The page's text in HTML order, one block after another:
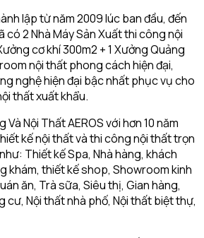
lập từ năm 2009 lúc ban đầu, đến
có 2 Nhà Máy Sản Xuất thi công nội
cơ khí 300m2 + 1 Xưởng Quảng
nội thất phong cách hiện đại,
nghệ hiện đại bậc nhất phục vụ cho
thất xuất khẩu.
Nội Thất AEROS với hơn 10 năm
kế nội thất và thi công nội thất trọn
Thiết kế Spa, Nhà hàng, khách
khám, thiết kế shop, Showroom kinh
ăn, Trà sữa, Siêu thị, Gian hàng,
cư, Nội thất nhà phố, Nội thất biệt thự,